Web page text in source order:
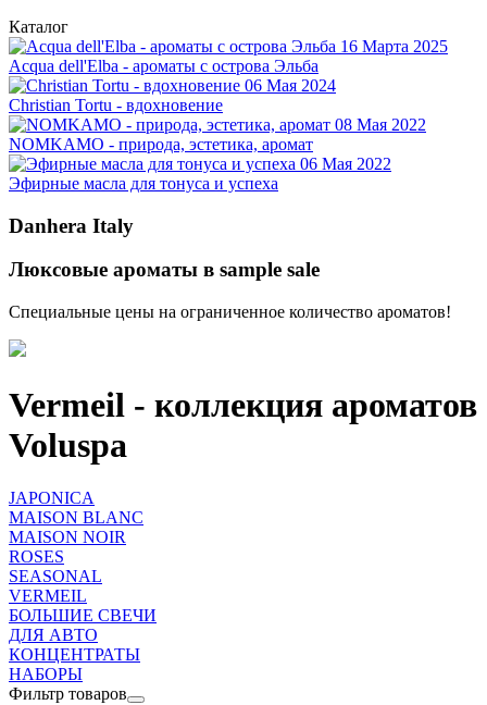
Каталог
16 Марта 2025
Acqua dell'Elba - ароматы с острова Эльба
06 Мая 2024
Christian Tortu - вдохновение
08 Мая 2022
NOMKAMO - природа, эстетика, аромат
06 Мая 2022
Эфирные масла для тонуса и успеха
Danhera Italy
Люксовые ароматы в sample sale
Специальные цены на ограниченное количество ароматов!
Vermeil - коллекция ароматов
Voluspa
JAPONICA
MAISON BLANC
MAISON NOIR
ROSES
SEASONAL
VERMEIL
БОЛЬШИЕ СВЕЧИ
ДЛЯ АВТО
КОНЦЕНТРАТЫ
НАБОРЫ
Фильтр товаров